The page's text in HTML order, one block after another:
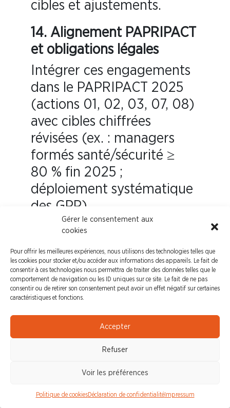
Gérer le consentement aux
cookies
Pour offrir les meilleures expériences, nous utilisons des technologies telles que
les cookies pour stocker et/ou accéder aux informations des appareils. Le fait de
consentir à ces technologies nous permettra de traiter des données telles que le
comportement de navigation ou les ID uniques sur ce site. Le fait de ne pas
consentir ou de retirer son consentement peut avoir un effet négatif sur certaines
caractéristiques et fonctions.
Accepter
Refuser
Voir les préférences
Politique de cookiesDéclaration de confidentialitéImpressum
cibles et ajustements.
14. Alignement PAPRIPACT
et obligations légales
Intégrer ces engagements
dans le PAPRIPACT 2025
(actions 01, 02, 03, 07, 08)
avec cibles chiffrées
révisées (ex. : managers
formés santé/sécurité ≥
80 % fin 2025 ;
déploiement systématique
des GPP).
Rappel des articles L.4121-1
prévention des risques à la
source ; adaptation du
travail à l’humain ;
planification de la
prévention ; instructions
appropriées.
Synthèse des points à
arbitrer rapidement